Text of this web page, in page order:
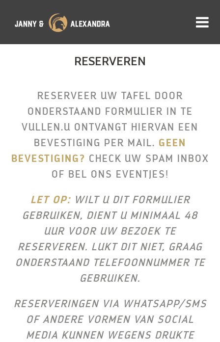
RESERVEREN
RESERVEER UW TAFEL DOOR
ONDERSTAAND FORMULIER IN TE
VULLEN.U ONTVANGT HIERVAN EEN
BEVESTIGING PER MAIL. GEEN
BEVESTIGING? CHECK UW SPAM INBOX
OF BEL ONS EVENTJES!
LET OP:WILT U DIT FORMULIER
GEBRUIKEN, DIENT U MINIMAAL 48
UUR VOOR UW BEZOEK TE
RESERVEREN. LUKT DIT NIET, GRAAG
ONDERSTAAND TELEFOONNUMMER TE
GEBRUIKEN.
RESERVERINGEN VIA WHATSAPP/SMS
OF ANDERE VORMEN VAN SOCIAL
MEDIA KUNNEN WEGENS DRUKTE